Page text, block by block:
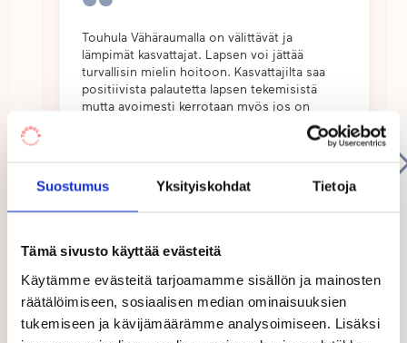
Suostumus Yksityiskohdat Tietoja
Tämä sivusto käyttää evästeitä
Käytämme evästeitä tarjoamamme sisällön ja mainosten
räätälöimiseen, sosiaalisen median ominaisuuksien
tukemiseen ja kävijämäärämme analysoimiseen. Lisäksi
sydämellä. Monipuolinen yhteistyö perheiden
kanssa on meille tärkeää ja järjestämmekin
säännöllisesti vanhempien ja lasten yhteisiä
aamupaloja ja kahvihetkiä sekä erilaisia
toimintahetkiä päiväkodilla. Lisäksi
mahdollistamme kuukausittain henkilökuntamme
vapaa-aikaan perheille, joko päiväkodilla tai sen
lähiympäristössä.
Yhteistyö erilaisten urheiluseurojen ja -toimijoiden
kanssa on myös aktiivista ja lapset pääsevät
tutustumaan erilaisiin liikuntalajeihin ja seurojen
toimintaan niin päiväkodilla, kuin kaupungin
Touhula Vähäraumalla on välittävät ja
lämpimät kasvattajat. Lapsen voi jättää
turvallisin mielin hoitoon. Kasvattajilta saa
positiivista palautetta lapsen tekemisistä
mutta avoimesti kerrotaan myös jos on
Paula Niinisalo
Pori
04/2026